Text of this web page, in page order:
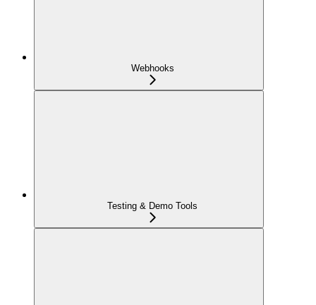
Webhooks
Testing & Demo Tools